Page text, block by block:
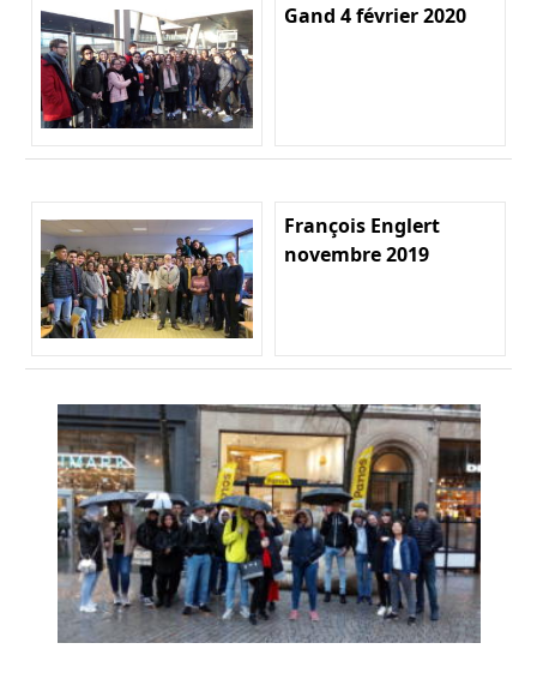
Gand 4 février 2020
François Englert
novembre 2019